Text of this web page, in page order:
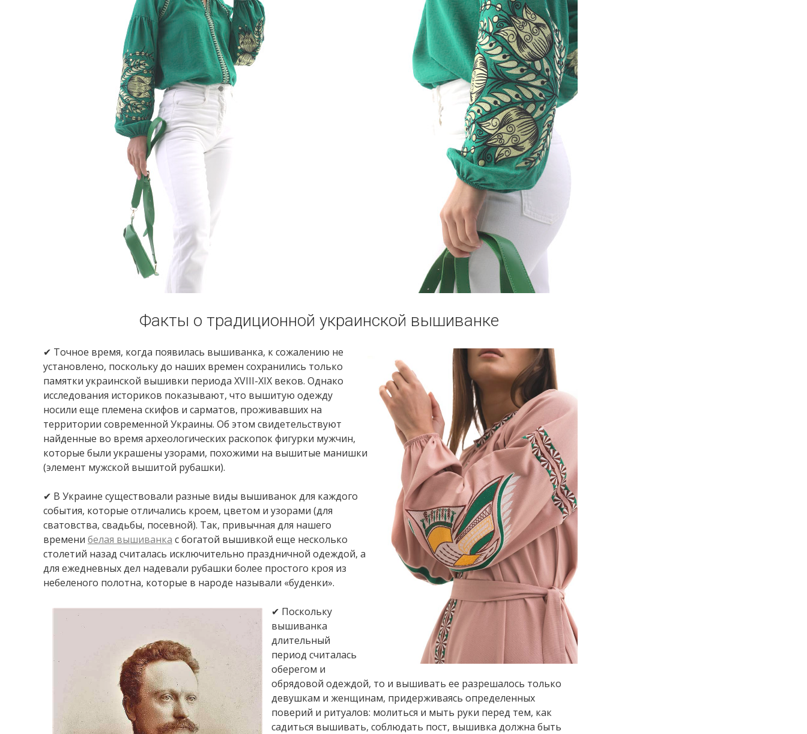
Факты о традиционной украинской вышиванке
✔ Точное время, когда появилась вышиванка, к сожалению не
установлено, поскольку до наших времен сохранились только
памятки украинской вышивки периода XVIII-XIX веков. Однако
исследования историков показывают, что вышитую одежду
носили еще племена скифов и сарматов, проживавших на
территории современной Украины. Об этом свидетельствуют
найденные во время археологических раскопок фигурки мужчин,
которые были украшены узорами, похожими на вышитые манишки
(элемент мужской вышитой рубашки).
✔ В Украине существовали разные виды вышиванок для каждого
события, которые отличались кроем, цветом и узорами (для
сватовства, свадьбы, посевной). Так, привычная для нашего
времени белая вышиванка с богатой вышивкой еще несколько
столетий назад считалась исключительно праздничной одеждой, а
для ежедневных дел надевали рубашки более простого кроя из
небеленого полотна, которые в народе называли «буденки».
✔ Поскольку
вышиванка
длительный
период считалась
оберегом и
обрядовой одеждой, то и вышивать ее разрешалось только
девушкам и женщинам, придерживаясь определенных
поверий и ритуалов: молиться и мыть руки перед тем, как
садиться вышивать, соблюдать пост, вышивка должна быть